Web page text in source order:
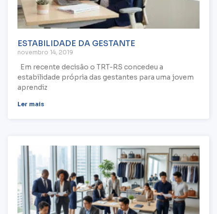
ESTABILIDADE DA GESTANTE
novembro 14, 2019
Em recente decisão o TRT-RS concedeu a
estabilidade própria das gestantes para uma jovem
aprendiz
Ler mais